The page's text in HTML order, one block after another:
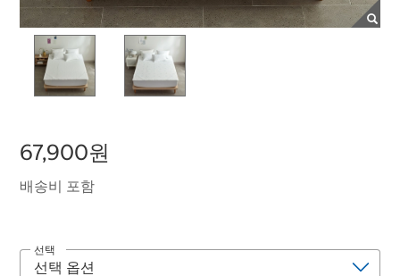
67,900원
배송비 포함
선택